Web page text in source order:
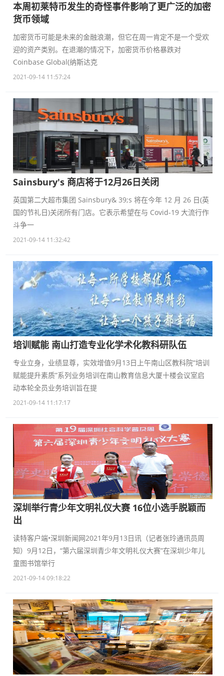
本周初莱特币发生的奇怪事件影响了更广泛的加密
货币领域
加密货币可能是未来的金融浪潮，但它在周一肯定不是一个受欢
迎的资产类别。在退潮的情况下，加密货币价格暴跌对
Coinbase Global(纳斯达克
2021-09-14 11:57:24
Sainsbury's 商店将于12月26日关闭
英国第二大超市集团 Sainsbury& 39;s 将在今年 12 月 26 日(英
国的节礼日)关闭所有门店。它表示希望在与 Covid-19 大流行作
斗争一
2021-09-14 11:32:42
培训赋能 南山打造专业化学术化教科研队伍
专业立身，业绩显尊，实效增值9月13日上午南山区教科院“培训
赋能提升素质”系列业务培训在南山教育信息大厦十楼会议室启
动本轮全员业务培训旨在提
2021-09-14 11:17:17
深圳举行青少年文明礼仪大赛 16位小选手脱颖而
出
读特客户端•深圳新闻网2021年9月13日讯（记者张玲通讯员周
知）9月12日，“第六届深圳青少年文明礼仪大赛”在深圳少年儿
童图书馆举行
2021-09-14 09:18:22